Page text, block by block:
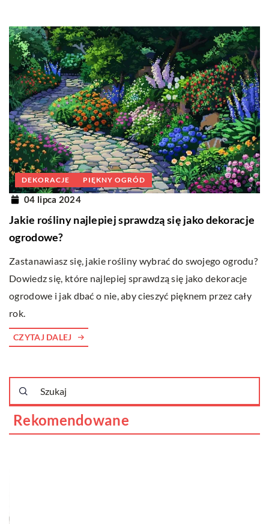
DEKORACJE PIĘKNY OGRÓD
04 lipca 2024
Jakie rośliny najlepiej sprawdzą się jako dekoracje
ogrodowe?
Zastanawiasz się, jakie rośliny wybrać do swojego ogrodu?
Dowiedz się, które najlepiej sprawdzą się jako dekoracje
ogrodowe i jak dbać o nie, aby cieszyć pięknem przez cały
rok.
CZYTAJ DALEJ
Rekomendowane